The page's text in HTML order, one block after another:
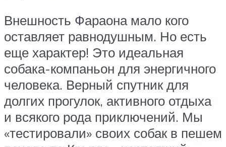
Внешность Фараона мало кого
оставляет равнодушным. Но есть
еще характер! Это идеальная
собака-компаньон для энергичного
человека. Верный спутник для
долгих прогулок, активного отдыха
и всякого рода приключений. Мы
«тестировали» своих собак в пешем